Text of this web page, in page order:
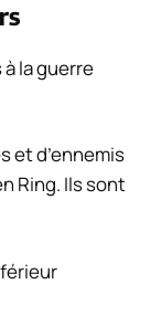
et d’ennemis
Ring. Ils sont